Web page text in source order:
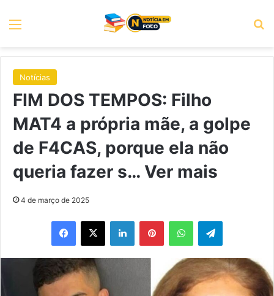
Menu
Notícias
FIM DOS TEMPOS: Filho
MAT4 a própria mãe, a golpe
de F4CAS, porque ela não
queria fazer s… Ver mais
4 de março de 2025
Facebook
X LinkedinPinterestWhatsAppTelegram